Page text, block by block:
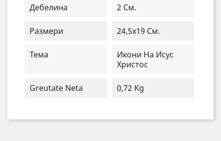
Дебелина 2 См.
Размери 24,5x19 См.
Тема
Икони На Исус
Христос
Greutate Neta 0,72 Kg